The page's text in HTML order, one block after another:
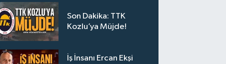
Son Dakika: TTK
Kozlu’ya Müjde!
İş İnsanı Ercan Ekşi